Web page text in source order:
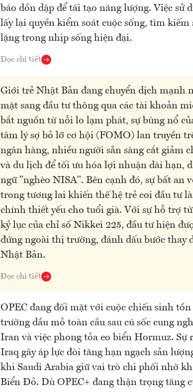
báo dồn dập để tái tạo năng lượng. Việc sử
lấy lại quyền kiểm soát cuộc sống, tìm
lặng trong nhịp sống hiện đại.
Đọc chi tiết
Giới trẻ Nhật Bản đang chuyển dịch mạnh
mặt sang đầu tư thông qua các tài khoản
bắt nguồn từ nỗi lo lạm phát, sự bùng nổ
tâm lý sợ bỏ lỡ cơ hội (FOMO) lan truyền
ngân hàng, nhiều người sẵn sàng cắt giảm
và du lịch để tối ưu hóa lợi nhuận dài hạn,
ngữ "nghèo NISA". Bên cạnh đó, sự bất an
trong tương lai khiến thế hệ trẻ coi đầu tư
chính thiết yếu cho tuổi già. Với sự hỗ trợ
kỷ lục của chỉ số Nikkei 225, đầu tư hiện
đứng ngoài thị trường, đánh dấu bước thay
Nhật Bản.
Đọc chi tiết
OPEC đang đối mặt với cuộc chiến sinh
trường dầu mỏ toàn cầu sau cú sốc cung
Iran và việc phong tỏa eo biển Hormuz.
Iraq gây áp lực đòi tăng hạn ngạch sản
khi Saudi Arabia giữ vai trò chi phối nhờ
Biển Đỏ. Dù OPEC+ đang thận trọng tăng